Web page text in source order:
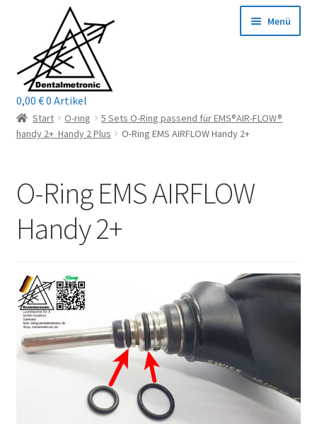
Navigation
springen
springen
Menü
Home
Mein Konto / Login
Kontakt
öffnen
Wichtige Infos
öffnen
Unsere Firma
Stellenangebote
0,00 €0 Artikel
Start O-ring
5 Sets O-Ring passend für EMS®AIR-FLOW®
handy 2+ Handy 2 Plus
O-Ring EMS AIRFLOW Handy 2+
O-Ring EMS AIRFLOW
Handy 2+